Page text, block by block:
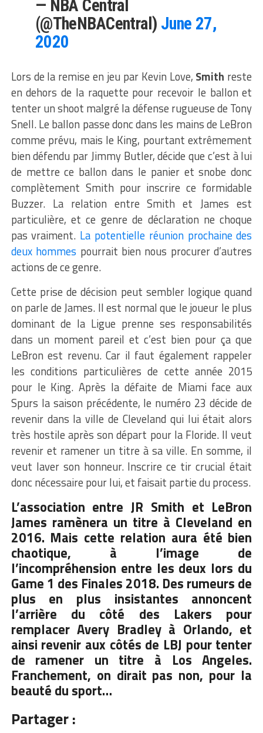
— NBA Central
(@TheNBACentral) June 27,
2020
Lors de la remise en jeu par Kevin Love, Smith reste
en dehors de la raquette pour recevoir le ballon et
tenter un shoot malgré la défense rugueuse de Tony
Snell. Le ballon passe donc dans les mains de LeBron
comme prévu, mais le King, pourtant extrêmement
bien défendu par Jimmy Butler, décide que c’est à lui
de mettre ce ballon dans le panier et snobe donc
complètement Smith pour inscrire ce formidable
Buzzer. La relation entre Smith et James est
particulière, et ce genre de déclaration ne choque
pas vraiment. La potentielle réunion prochaine des
deux hommes pourrait bien nous procurer d’autres
actions de ce genre.
Cette prise de décision peut sembler logique quand
on parle de James. Il est normal que le joueur le plus
dominant de la Ligue prenne ses responsabilités
dans un moment pareil et c’est bien pour ça que
LeBron est revenu. Car il faut également rappeler
les conditions particulières de cette année 2015
pour le King. Après la défaite de Miami face aux
Spurs la saison précédente, le numéro 23 décide de
revenir dans la ville de Cleveland qui lui était alors
très hostile après son départ pour la Floride. Il veut
revenir et ramener un titre à sa ville. En somme, il
veut laver son honneur. Inscrire ce tir crucial était
donc nécessaire pour lui, et faisait partie du process.
L’association entre JR Smith et LeBron
James ramènera un titre à Cleveland en
2016. Mais cette relation aura été bien
chaotique, à l’image de
l’incompréhension entre les deux lors du
Game 1 des Finales 2018. Des rumeurs de
plus en plus insistantes annoncent
l’arrière du côté des Lakers pour
remplacer Avery Bradley à Orlando, et
ainsi revenir aux côtés de LBJ pour tenter
de ramener un titre à Los Angeles.
Franchement, on dirait pas non, pour la
beauté du sport…
Partager :